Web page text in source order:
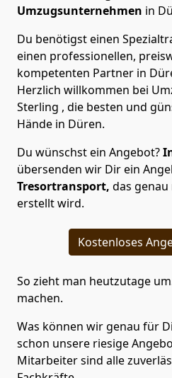
Umzugsunternehmen in
Du benötigst einen
einen professionellen,
kompetenten Partner in
Herzlich willkommen bei
Sterling , die besten und
Hände in Düren.
Du wünschst ein Angebot?
übersenden wir Dir ein
Tresortransport, das genau
erstellt wird.
Kostenloses
So zieht man heutzutage
machen.
Was können wir genau für
schon unsere riesige
Mitarbeiter sind alle